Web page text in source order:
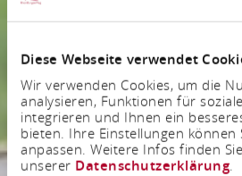
Diese Webseite verwendet
Wir verwenden Cookies, um die
analysieren, Funktionen für
integrieren und Ihnen ein
bieten. Ihre Einstellungen können
anpassen. Weitere Infos finden
unserer Datenschutzerklärung.